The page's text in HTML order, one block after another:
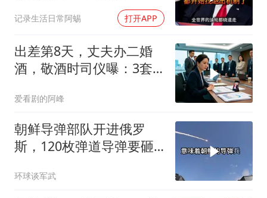
记录生活日常阿蜴 打开APP
出差第8天，丈夫办二婚
酒，敬酒时司仪曝：3套
爱看剧的阿峰
朝鲜导弹部队开进俄罗
斯，120枚弹道导弹要砸
环球谈军武